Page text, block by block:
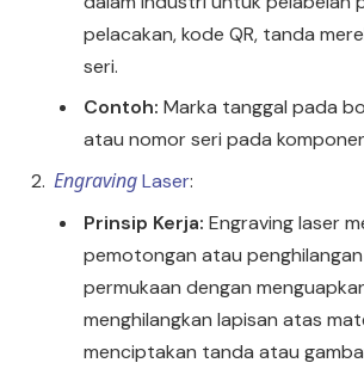
pelacakan, kode QR, tanda
seri.
Contoh: Marka tanggal pada
atau nomor seri pada
EngravingLaser:
Prinsip Kerja: Engraving laser
pemotongan atau
permukaan dengan
menghilangkan lapisan atas
menciptakan tanda atau